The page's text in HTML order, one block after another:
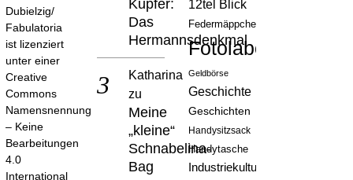
Dubielzig/
Fabulatoria
ist lizenziert
unter einer
Creative
Commons
Namensnennung
– Keine
Bearbeitungen
4.0
International
Kupfer:
Das
Hermannsdenkmal
Katharina
zu
Meine
„kleine“
Schnabelina-
Bag
12tel Blick
Federmäppchen
Fotolabor
Geldbörse
Geschichte
Geschichten
Handysitzsack
Handytasche
Industriekultur